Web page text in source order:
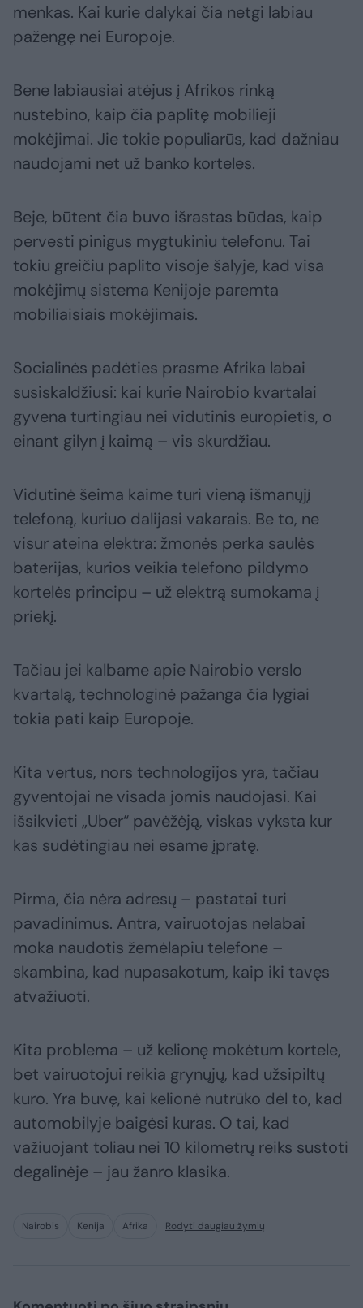
menkas. Kai kurie dalykai čia netgi labiau
pažengę nei Europoje.
Bene labiausiai atėjus į Afrikos rinką
nustebino, kaip čia paplitę mobilieji
mokėjimai. Jie tokie populiarūs, kad dažniau
naudojami net už banko korteles.
Beje, būtent čia buvo išrastas būdas, kaip
pervesti pinigus mygtukiniu telefonu. Tai
tokiu greičiu paplito visoje šalyje, kad visa
mokėjimų sistema Kenijoje paremta
mobiliaisiais mokėjimais.
Socialinės padėties prasme Afrika labai
susiskaldžiusi: kai kurie Nairobio kvartalai
gyvena turtingiau nei vidutinis europietis, o
einant gilyn į kaimą – vis skurdžiau.
Vidutinė šeima kaime turi vieną išmanųjį
telefoną, kuriuo dalijasi vakarais. Be to, ne
visur ateina elektra: žmonės perka saulės
baterijas, kurios veikia telefono pildymo
kortelės principu – už elektrą sumokama į
priekį.
Tačiau jei kalbame apie Nairobio verslo
kvartalą, technologinė pažanga čia lygiai
tokia pati kaip Europoje.
Kita vertus, nors technologijos yra, tačiau
gyventojai ne visada jomis naudojasi. Kai
išsikvieti „Uber“ pavėžėją, viskas vyksta kur
kas sudėtingiau nei esame įpratę.
Pirma, čia nėra adresų – pastatai turi
pavadinimus. Antra, vairuotojas nelabai
moka naudotis žemėlapiu telefone –
skambina, kad nupasakotum, kaip iki tavęs
atvažiuoti.
Kita problema – už kelionę mokėtum kortele,
bet vairuotojui reikia grynųjų, kad užsipiltų
kuro. Yra buvę, kai kelionė nutrūko dėl to, kad
automobilyje baigėsi kuras. O tai, kad
važiuojant toliau nei 10 kilometrų reiks sustoti
degalinėje – jau žanro klasika.
Nairobis Kenija Afrika Rodyti daugiau žymių